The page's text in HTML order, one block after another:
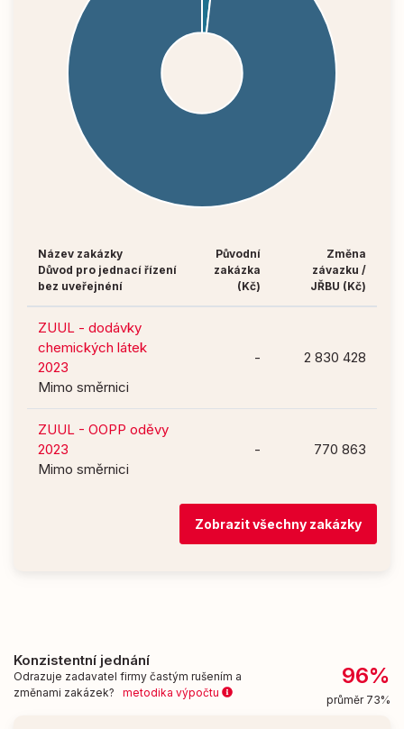
Název zakázky
Důvod pro jednací řízení
bez uveřejnéní
Původní
zakázka
(Kč)
Změna
závazku /
JŘBU (Kč)
ZUUL - dodávky
chemických látek
2023
Mimo směrnici
- 2 830 428
ZUUL - OOPP oděvy
2023
Mimo směrnici
- 770 863
Zobrazit všechny zakázky
Konzistentní jednání
Odrazuje zadavatel firmy častým rušením a
změnami zakázek? metodika výpočtu
96%
průměr 73%